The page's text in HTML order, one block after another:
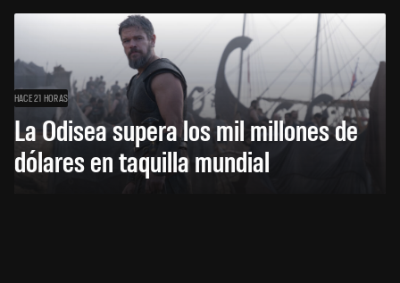
HACE 21 HORAS
La Odisea supera los mil millones de
dólares en taquilla mundial